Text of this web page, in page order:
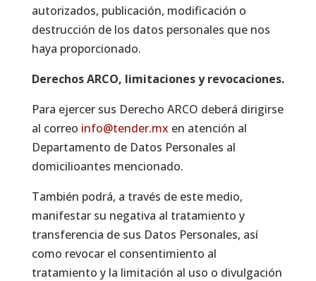
autorizados, publicación, modificación o
destrucción de los datos personales que nos
haya proporcionado.
Derechos ARCO, limitaciones y revocaciones.
Para ejercer sus Derecho ARCO deberá dirigirse
al correo info@tender.mx en atención al
Departamento de Datos Personales al
domicilioantes mencionado.
También podrá, a través de este medio,
manifestar su negativa al tratamiento y
transferencia de sus Datos Personales, así
como revocar el consentimiento al
tratamiento y la limitación al uso o divulgación